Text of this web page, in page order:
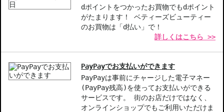
＜マッサージに＞
ベビーマッサージに使用する場合には、まず丁寧に汚れを落とし、
肌に伸ばしてから円を描くようにマッサージします。身体を圧迫し
＜おむつまわりの汚れ落としに＞
まず丁寧に汚れを落し、コットンに含ませ優しくなでるように拭き
コットンは適宜取りかえます。
dポイントをつかったお買物でもdポイント
がたまります！ ベティーズビューティー
のお買物は「d払い」で！
詳しくはこちら >>
PayPayでお支払いができます
PayPayは事前にチャージした電子マネー
(PayPay残高)を使ってお支払いができる
サービスです。 街のお店だけではなく、
オンラインショップでもご利用いただけま